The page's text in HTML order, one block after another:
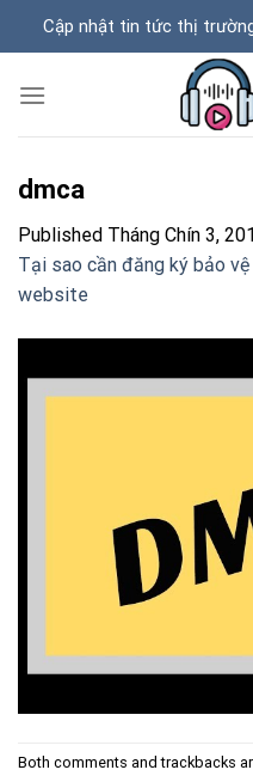
Cập nhật tin tức thị
dmca
Published Tháng Chín 3,
Tại sao cần đăng ký bảo
website
Both comments and trackbacks